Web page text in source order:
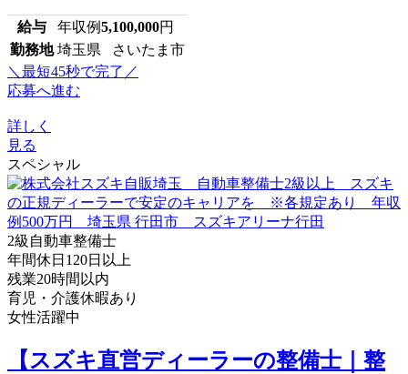
給与 年収例5,100,000円
勤務地 埼玉県 さいたま市
＼最短45秒で完了／
応募へ進む
詳しく
見る
スペシャル
2級自動車整備士
年間休日120日以上
残業20時間以内
育児・介護休暇あり
女性活躍中
【スズキ直営ディーラーの整備士｜整